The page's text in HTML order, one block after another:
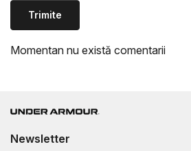
Trimite
Momentan nu există comentarii
Newsletter